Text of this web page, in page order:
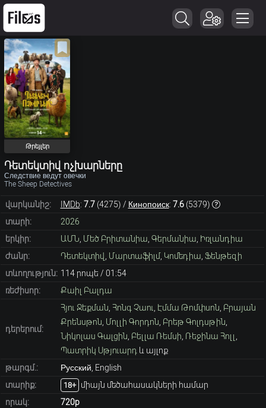
Թրեյլեր
Դետեկտիվ ոչխարները
Следствие ведут овечки
The Sheep Detectives
վարկանիշ: IMDb: 7.7(4275) / Кинопоиск: 7.6(5379)
տարի:
2026
երկիր:
ԱՄՆ Մեծ Բրիտանիա Գերմանիա Իռլանդիա
ժանր:
Դետեկտիվ Մարտաֆիլմ, Կոմեդիա Ֆենթեզի
տևողություն: 114 րոպե / 01։54
ռեժիսոր:
Քաիլ Բալդա
դերերում:
Հյու Ջեքման Հոնգ Չաու Էմմա Թոմփսոն Բրայան
Քրենսթոն Մոլլի Գորդոն Բրեթ Գոլդսթին
Նիկոլաս Գալցին Բելլա Ռեմսի Ռեջինա Հոլլ
Պատրիկ Սթյուարդ և այլոք
թարգմ.:
Русский, English
տարիք։
18+
միայն մեծահասակների համար
որակ:
720p